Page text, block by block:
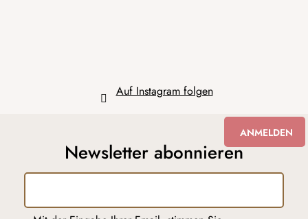
Auf Instagram folgen
Newsletter abonnieren
ANMELDEN